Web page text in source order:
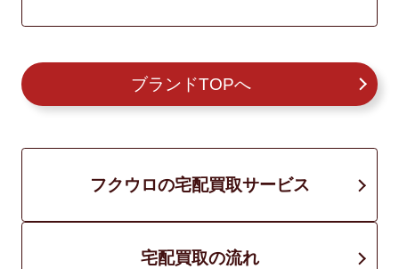
ブランドTOPへ
フクウロの宅配買取サービス
宅配買取の流れ